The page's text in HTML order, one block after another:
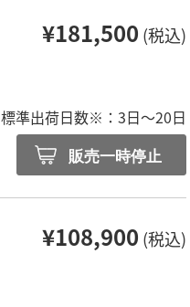
¥181,500 (税込)
標準出荷日数※：3日～20日
販売一時停止
¥108,900 (税込)